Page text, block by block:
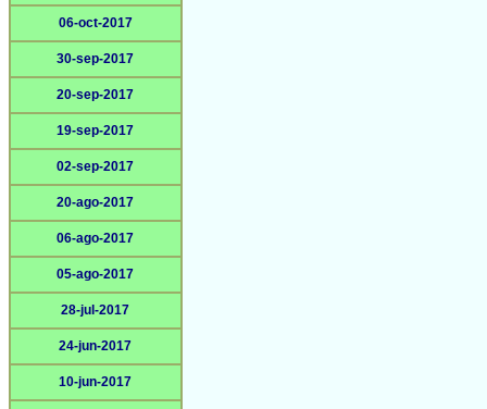
06-oct-2017
30-sep-2017
20-sep-2017
19-sep-2017
02-sep-2017
20-ago-2017
06-ago-2017
05-ago-2017
28-jul-2017
24-jun-2017
10-jun-2017